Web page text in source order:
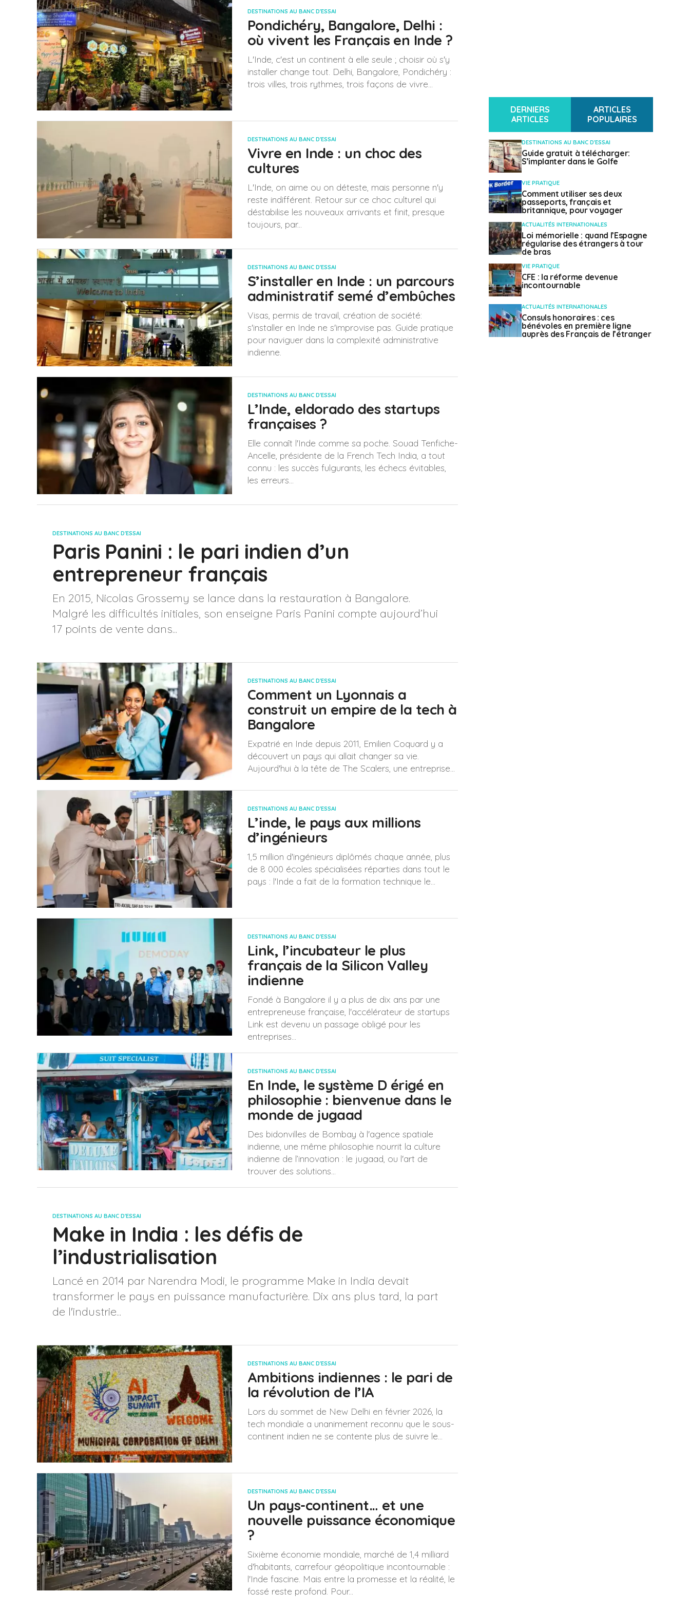
DESTINATIONS AU BANC D'ESSAI
Pondichéry, Bangalore, Delhi :
où vivent les Français en Inde ?
L'Inde, c'est un continent à elle seule ; choisir où s'y
installer change tout. Delhi, Bangalore, Pondichéry :
trois villes, trois rythmes, trois façons de vivre...
DESTINATIONS AU BANC D'ESSAI
Vivre en Inde : un choc des
cultures
L'Inde, on aime ou on déteste, mais personne n'y
reste indifférent. Retour sur ce choc culturel qui
déstabilise les nouveaux arrivants et finit, presque
toujours, par...
DESTINATIONS AU BANC D'ESSAI
S’installer en Inde : un parcours
administratif semé d’embûches
Visas, permis de travail, création de société:
s'installer en Inde ne s'improvise pas. Guide pratique
pour naviguer dans la complexité administrative
indienne.
DESTINATIONS AU BANC D'ESSAI
L’Inde, eldorado des startups
françaises ?
Elle connaît l'Inde comme sa poche. Souad Tenfiche-
Ancelle, présidente de la French Tech India, a tout
connu : les succès fulgurants, les échecs évitables,
les erreurs...
DESTINATIONS AU BANC D'ESSAI
Paris Panini : le pari indien d’un
entrepreneur français
En 2015, Nicolas Grossemy se lance dans la restauration à Bangalore.
Malgré les difficultés initiales, son enseigne Paris Panini compte aujourd’hui
17 points de vente dans...
DESTINATIONS AU BANC D'ESSAI
Comment un Lyonnais a
construit un empire de la tech à
Bangalore
Expatrié en Inde depuis 2011, Emilien Coquard y a
découvert un pays qui allait changer sa vie.
Aujourd'hui à la tête de The Scalers, une entreprise...
DESTINATIONS AU BANC D'ESSAI
L’inde, le pays aux millions
d’ingénieurs
1,5 million d'ingénieurs diplômés chaque année, plus
de 8 000 écoles spécialisées réparties dans tout le
pays : l'Inde a fait de la formation technique le...
DESTINATIONS AU BANC D'ESSAI
Link, l’incubateur le plus
français de la Silicon Valley
indienne
Fondé à Bangalore il y a plus de dix ans par une
entrepreneuse française, l'accélérateur de startups
Link est devenu un passage obligé pour les
entreprises...
DESTINATIONS AU BANC D'ESSAI
En Inde, le système D érigé en
philosophie : bienvenue dans le
monde de jugaad
Des bidonvilles de Bombay à l'agence spatiale
indienne, une même philosophie nourrit la culture
indienne de l’innovation : le jugaad, ou l'art de
trouver des solutions...
DESTINATIONS AU BANC D'ESSAI
Make in India : les défis de
l’industrialisation
Lancé en 2014 par Narendra Modi, le programme Make in India devait
transformer le pays en puissance manufacturière. Dix ans plus tard, la part
de l'industrie...
DESTINATIONS AU BANC D'ESSAI
Ambitions indiennes : le pari de
la révolution de l’IA
Lors du sommet de New Delhi en février 2026, la
tech mondiale a unanimement reconnu que le sous-
continent indien ne se contente plus de suivre le...
DESTINATIONS AU BANC D'ESSAI
Un pays-continent… et une
nouvelle puissance économique
?
Sixième économie mondiale, marché de 1,4 milliard
d'habitants, carrefour géopolitique incontournable :
l'Inde fascine. Mais entre la promesse et la réalité, le
fossé reste profond. Pour...
DERNIERS
ARTICLES
ARTICLES
POPULAIRES
DESTINATIONS AU BANC D'ESSAI
Guide gratuit à télécharger:
S’implanter dans le Golfe
VIE PRATIQUE
Comment utiliser ses deux
passeports, français et
britannique, pour voyager
ACTUALITÉS INTERNATIONALES
Loi mémorielle : quand l’Espagne
régularise des étrangers à tour
de bras
VIE PRATIQUE
CFE : la réforme devenue
incontournable
ACTUALITÉS INTERNATIONALES
Consuls honoraires : ces
bénévoles en première ligne
auprès des Français de l’étranger